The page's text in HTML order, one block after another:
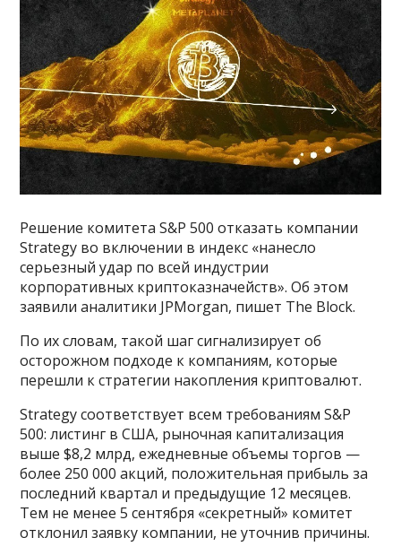
Решение комитета S&P 500 отказать компании
Strategy во включении в индекс «нанесло
серьезный удар по всей индустрии
корпоративных криптоказначейств». Об этом
заявили аналитики JPMorgan, пишет The Block.
По их словам, такой шаг сигнализирует об
осторожном подходе к компаниям, которые
перешли к стратегии накопления криптовалют.
Strategy соответствует всем требованиям S&P
500: листинг в США, рыночная капитализация
выше $8,2 млрд, ежедневные объемы торгов —
более 250 000 акций, положительная прибыль за
последний квартал и предыдущие 12 месяцев.
Тем не менее 5 сентября «секретный» комитет
отклонил заявку компании, не уточнив причины.